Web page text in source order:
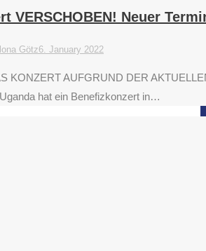
VERSCHOBEN! Neuer
Ilona Götz6. January 2022
KONZERT AUFGRUND DER
hat ein Benefizkonzert in…